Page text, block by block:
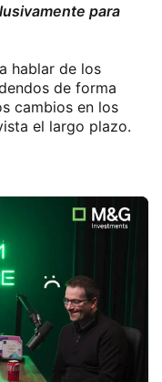
para
hablar de los
de forma
cambios en los
el largo plazo.